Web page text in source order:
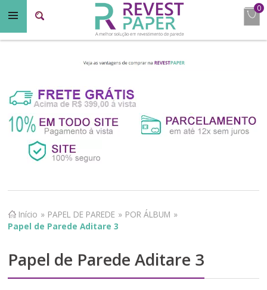
0
Início » PAPEL DE PAREDE » POR ÁLBUM »
Papel de Parede Aditare 3
Papel de Parede Aditare 3